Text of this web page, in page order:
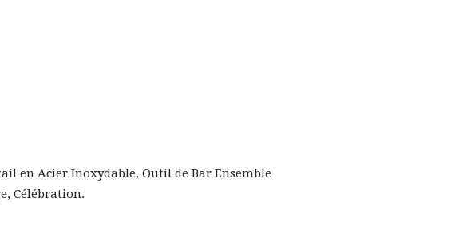
en Acier Inoxydable, Outil de Bar Ensemble
Célébration.